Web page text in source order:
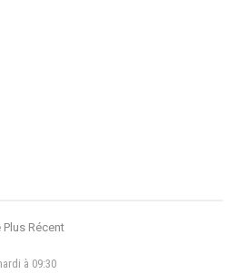
Récent
à 09:30